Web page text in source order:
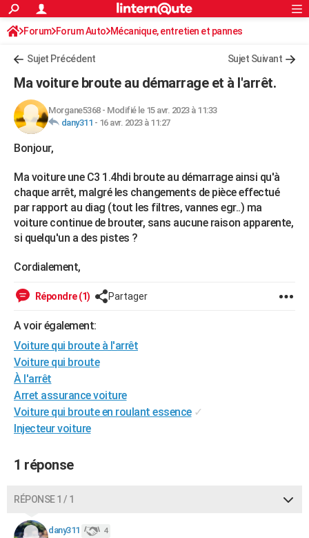
ACTUALITÉS
Politique
Société
Faits Divers
Education
Monde
Villes
+
FINANCE
Retraite
Impôts
Epargne
Immobilier
Risques naturels par ville
Banque
Assurance
Crédit
AUTO
Essais
Réserver un essai
Citadines
Berlines
SUV
Forum auto
+HIGH-TECH
Mobiles
Meilleur smartphone
Internet
Ordinateurs
Jeux vidéo
Guide high-tech
+
Forum
Aménagement intérieur
Extérieur
Cuisine
Salle de bains
Jardinage
Rangement
WEEK-END
Guides de France
Escapades
Patrimoine
Expositions
Musées
Week-end nature
+LIFESTYLE
Art de vivre
Bien-être
Loisirs
Mode
Modes de vie
SANTE
Alimentation
Guide de la santé
Maladies
Médicaments
Sommeil
VOYAGE
Destinations
City break
Voyage nature
Voyage de noces
Forum
Climat
+
PHOTO
GUIDES D'ACHAT
BONS PLANS
CARTE DE VOEUX
Carte de Noël
Carte Bonne année
Carte Saint-Valentin
Carte Pâques
Carte d'anniversaire
DICTIONNAIRE
Dictionnaire
Biographies
Citations
Expressions
Proverbes
PROGRAMME TV
COPAINS D'AVANT
S'inscrire
Se connecter
Lycées
Collèges
Primaires
Universités
Entreprises
Service militaire
Avis de recherche
AVIS DE DÉCÈS
Rechercher
S'inscrire
Connexion
Forum Forum Auto Mécanique, entretien et pannes
Sujet Précédent Sujet Suivant
Ma voiture broute au démarrage et à l'arrêt.
Morgane5368- Modifié le 15 avr. 2023 à 11:33
dany311 - 16 avr. 2023 à 11:27
Bonjour,
Ma voiture une C3 1.4hdi broute au démarrage ainsi qu'à
chaque arrêt, malgré les changements de pièce effectué
par rapport au diag (tout les filtres, vannes egr..) ma
voiture continue de brouter, sans aucune raison apparente,
si quelqu'un a des pistes ?
Cordialement,
Répondre (1) Partager
A voir également:
Voiture qui broute à l'arrêt
Voiture qui broute
À l'arrêt
Arret assurance voiture
Voiture qui broute en roulant essence ✓
Injecteur voiture
1 réponse
RÉPONSE 1 / 1
dany311 4